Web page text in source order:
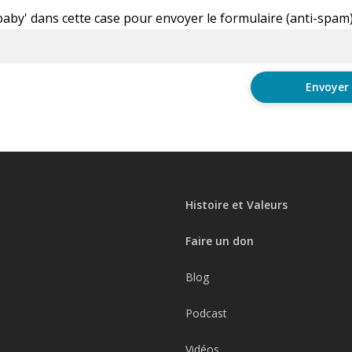
dans cette case pour envoyer le formulaire (anti-
Histoire et Valeurs
Faire un don
Blog
Podcast